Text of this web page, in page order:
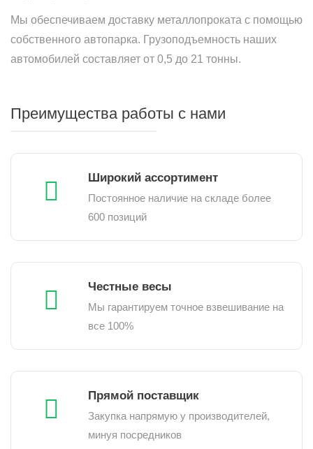
Мы обеспечиваем доставку металлопроката с помощью
собственного автопарка. Грузоподъемность наших
автомобилей составляет от 0,5 до 21 тонны.
Преимущества работы с нами
Широкий ассортимент
Постоянное наличие на складе более
600 позиций
Честные весы
Мы гарантируем точное взвешивание на
все 100%
Прямой поставщик
Закупка напрямую у производителей,
минуя посредников